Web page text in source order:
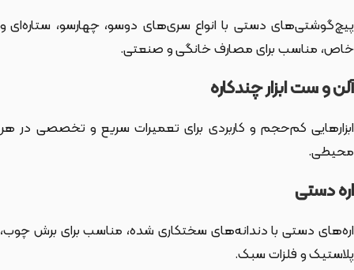
پیچ‌گوشتی‌های دستی با انواع سری‌های دوسو، چهارسو، ستاره‌ای و
خاص، مناسب برای مصارف خانگی و صنعتی.
آلن و ست ابزار چندکاره
ابزارهایی کم‌حجم و کاربردی برای تعمیرات سریع و تخصصی در هر
محیطی.
اره دستی
اره‌های دستی با دندانه‌های سختکاری شده، مناسب برای برش چوب،
پلاستیک و فلزات سبک.